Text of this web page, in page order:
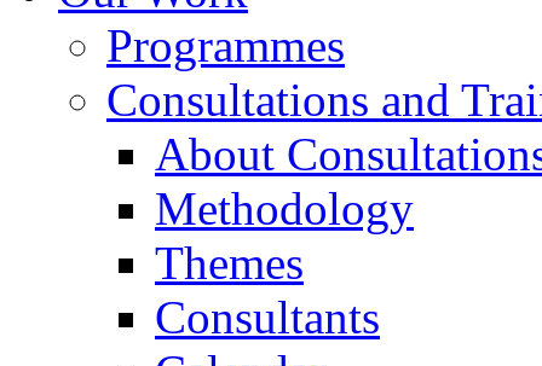
Programmes
Consultations and
About
Methodology
Themes
Consultants